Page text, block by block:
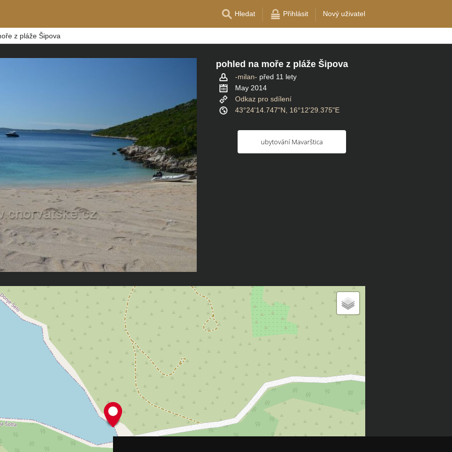
Hledat Přihlásit Nový uživatel
z pláže Šipova
pohled na moře z pláže Šipova
-milan- před 11 lety
May 2014
Odkaz pro sdílení
43°24'14.747"N, 16°12'29.375"E
ubytování Mavarštica